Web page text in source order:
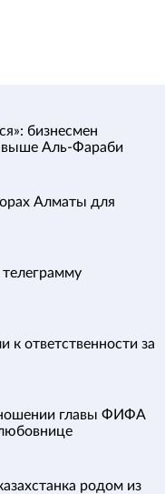
бизнесмен
выше Аль-Фараби
Алматы для
к ответственности за
главы ФИФА
родом из